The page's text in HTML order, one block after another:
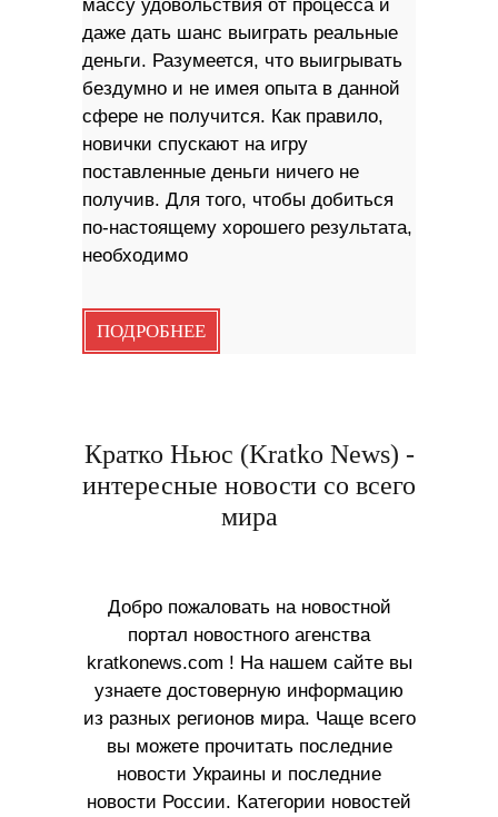
массу удовольствия от процесса и
даже дать шанс выиграть реальные
деньги. Разумеется, что выигрывать
бездумно и не имея опыта в данной
сфере не получится. Как правило,
новички спускают на игру
поставленные деньги ничего не
получив. Для того, чтобы добиться
по-настоящему хорошего результата,
необходимо
ПОДРОБНЕЕ
Кратко Ньюс (Kratko News) -
интересные новости со всего
мира
Добро пожаловать на новостной
портал новостного агенства
kratkonews.com ! На нашем сайте вы
узнаете достоверную информацию
из разных регионов мира. Чаще всего
вы можете прочитать последние
новости Украины и последние
новости России. Категории новостей